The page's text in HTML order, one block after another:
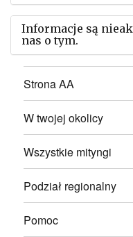
Informacje są
nas o tym.
Użyj tego
zmianach w
Strona AA
W twojej okolicy
Wszystkie mityngi
Podział regionalny
Pomoc